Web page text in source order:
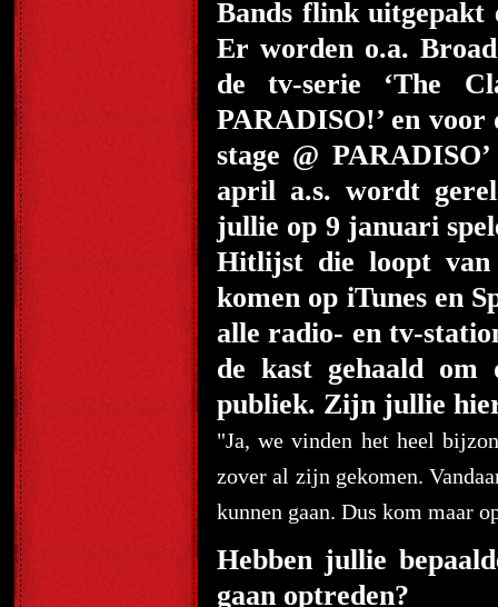
Bands flink uitgepakt
Er worden o.a.
de tv-serie ‘The
PARADISO!’ en voor
stage @
april a.s. wordt
jullie op 9 januari
Hitlijst die loopt
komen op iTunes en
alle radio- en tv-
de kast gehaald
publiek. Zijn jullie
"Ja, we vinden het heel
zover al zijn gekomen.
kunnen gaan. Dus kom maar
Hebben jullie
gaan optreden?